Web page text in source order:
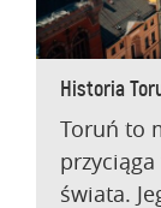
Historia
Toruń to
świata.